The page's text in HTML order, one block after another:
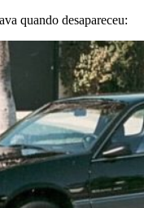
quando desapareceu: